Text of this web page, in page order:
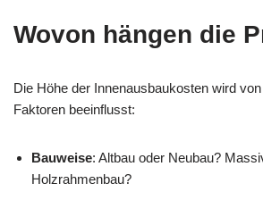
Wovon hängen die
Die Höhe der Innenausbaukosten wird
Faktoren beeinflusst:
Bauweise: Altbau oder Neubau?
Holzrahmenbau?